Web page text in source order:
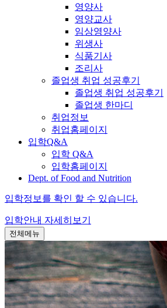
영양사
영양교사
임상영양사
위생사
식품기사
조리사
졸업생 취업 성공후기
졸업생 취업 성공후기
졸업생 한마디
취업정보
취업홈페이지
입학Q&A
입학 Q&A
입학홈페이지
Dept. of Food and Nutrition
입학정보를 확인 할 수 있습니다.
입학안내 자세히보기
전체메뉴